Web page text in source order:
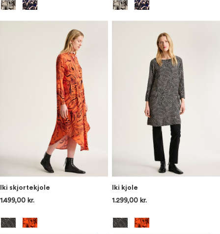
Iki skjortekjole
1.499,00 kr.
Iki kjole
1.299,00 kr.